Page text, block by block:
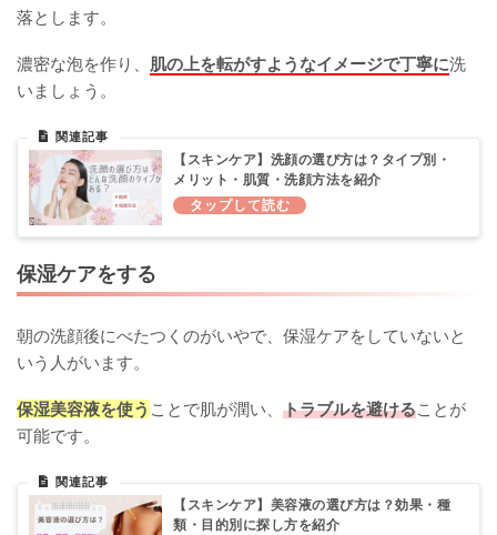
落とします。
濃密な泡を作り、 肌の上を転がすようなイメージで丁寧に洗
いましょう。
【スキンケア】洗顔の選び方は？タイプ別・
メリット・肌質・洗顔方法を紹介
保湿ケアをする
朝の洗顔後にべたつくのがいやで、保湿ケアをしていないと
いう人がいます。
保湿美容液を使う ことで肌が潤い、 トラブルを避けることが
可能です。
【スキンケア】美容液の選び方は？効果・種
類・目的別に探し方を紹介